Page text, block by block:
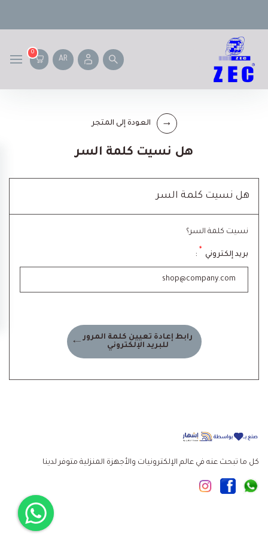
AR
0
العودة إلى المتجر
هل نسيت كلمة السر
هل نسيت كلمة السر
نسيت كلمة السر؟
بريد إلكتروني *
:
رابط إعادة تعيين كلمة المرور
للبريد الإلكتروني
كل ما تبحث عنه في عالم الإلكترونيات والأجهزة المنزلية متوفر لدينا